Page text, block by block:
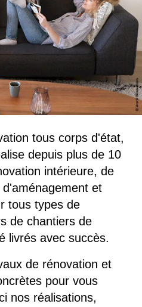
tous corps d'état,
depuis plus de 10
intérieure, de
et
tous types de
de chantiers de
livrés avec succès.
de rénovation et
pour vous
nos réalisations,